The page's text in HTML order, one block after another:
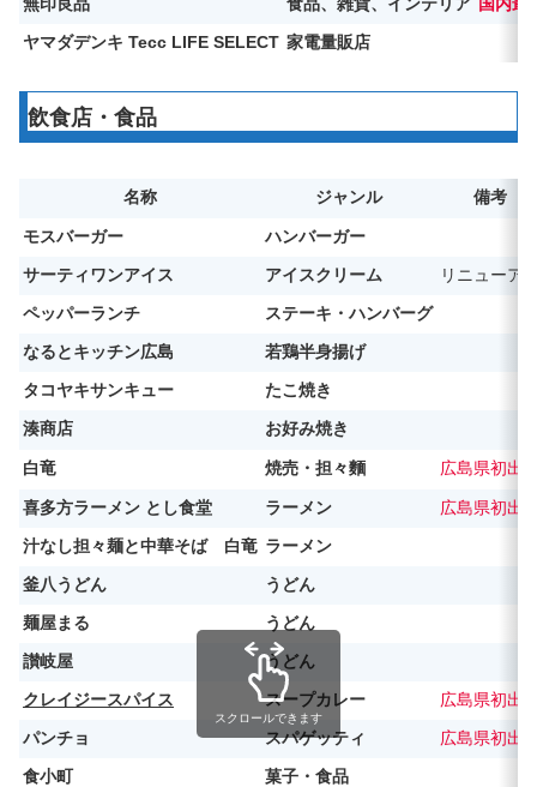
無印良品 食品、雑貨、インテリア 国内最
ヤマダデンキ Tecc LIFE SELECT 家電量販店
飲食店・食品
名称 ジャンル 備考
モスバーガー ハンバーガー
サーティワンアイス アイスクリーム リニューア
ペッパーランチ ステーキ・ハンバーグ
なるとキッチン広島 若鶏半身揚げ
タコヤキサンキュー たこ焼き
湊商店 お好み焼き
白竜 焼売・担々麵 広島県初出
喜多方ラーメン とし食堂 ラーメン 広島県初出
汁なし担々麺と中華そば 白竜 ラーメン
釜八うどん うどん
麺屋まる うどん
讃岐屋 うどん
クレイジースパイス スープカレー 広島県初出
パンチョ スパゲッティ 広島県初出
食小町 菓子・食品
スクロールできます